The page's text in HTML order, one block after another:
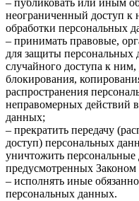
– публиковать или иным
неограниченный доступ к
обработки персональных
– принимать правовые,
для защиты персональных
случайного доступа к
блокирования,
распространения
неправомерных действий
данных;
– прекратить передачу
доступ) персональных
уничтожить персональные
предусмотренных
– исполнять иные
персональных данных.